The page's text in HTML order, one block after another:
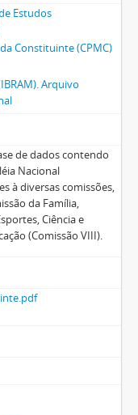
Estudos
Constituinte (CPMC)
Arquivo
de dados contendo
Nacional
à diversas comissões,
da Família,
Ciência e
(Comissão VIII).